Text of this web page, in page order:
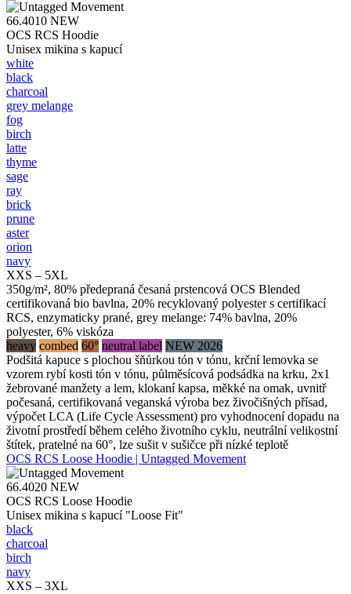
66.4010 NEW
OCS RCS Hoodie
Unisex mikina s kapucí
white
black
charcoal
grey melange
fog
birch
latte
thyme
sage
ray
brick
prune
aster
orion
navy
XXS – 5XL
350g/m², 80% předepraná česaná prstencová OCS Blended
certifikovaná bio bavlna, 20% recyklovaný polyester s certifikací
RCS, enzymaticky prané, grey melange: 74% bavlna, 20%
polyester, 6% viskóza
heavy combed 60° neutral label NEW 2026
Podšitá kapuce s plochou šňůrkou tón v tónu, krční lemovka se
vzorem rybí kosti tón v tónu, půlměsícová podsádka na krku, 2x1
žebrované manžety a lem, klokaní kapsa, měkké na omak, uvnitř
počesaná, certifikovaná veganská výroba bez živočišných přísad,
výpočet LCA (Life Cycle Assessment) pro vyhodnocení dopadu na
životní prostředí během celého životního cyklu, neutrální velikostní
štítek, pratelné na 60°, lze sušit v sušičce při nízké teplotě
OCS RCS Loose Hoodie | Untagged Movement
66.4020 NEW
OCS RCS Loose Hoodie
Unisex mikina s kapucí "Loose Fit"
black
charcoal
birch
navy
XXS – 3XL